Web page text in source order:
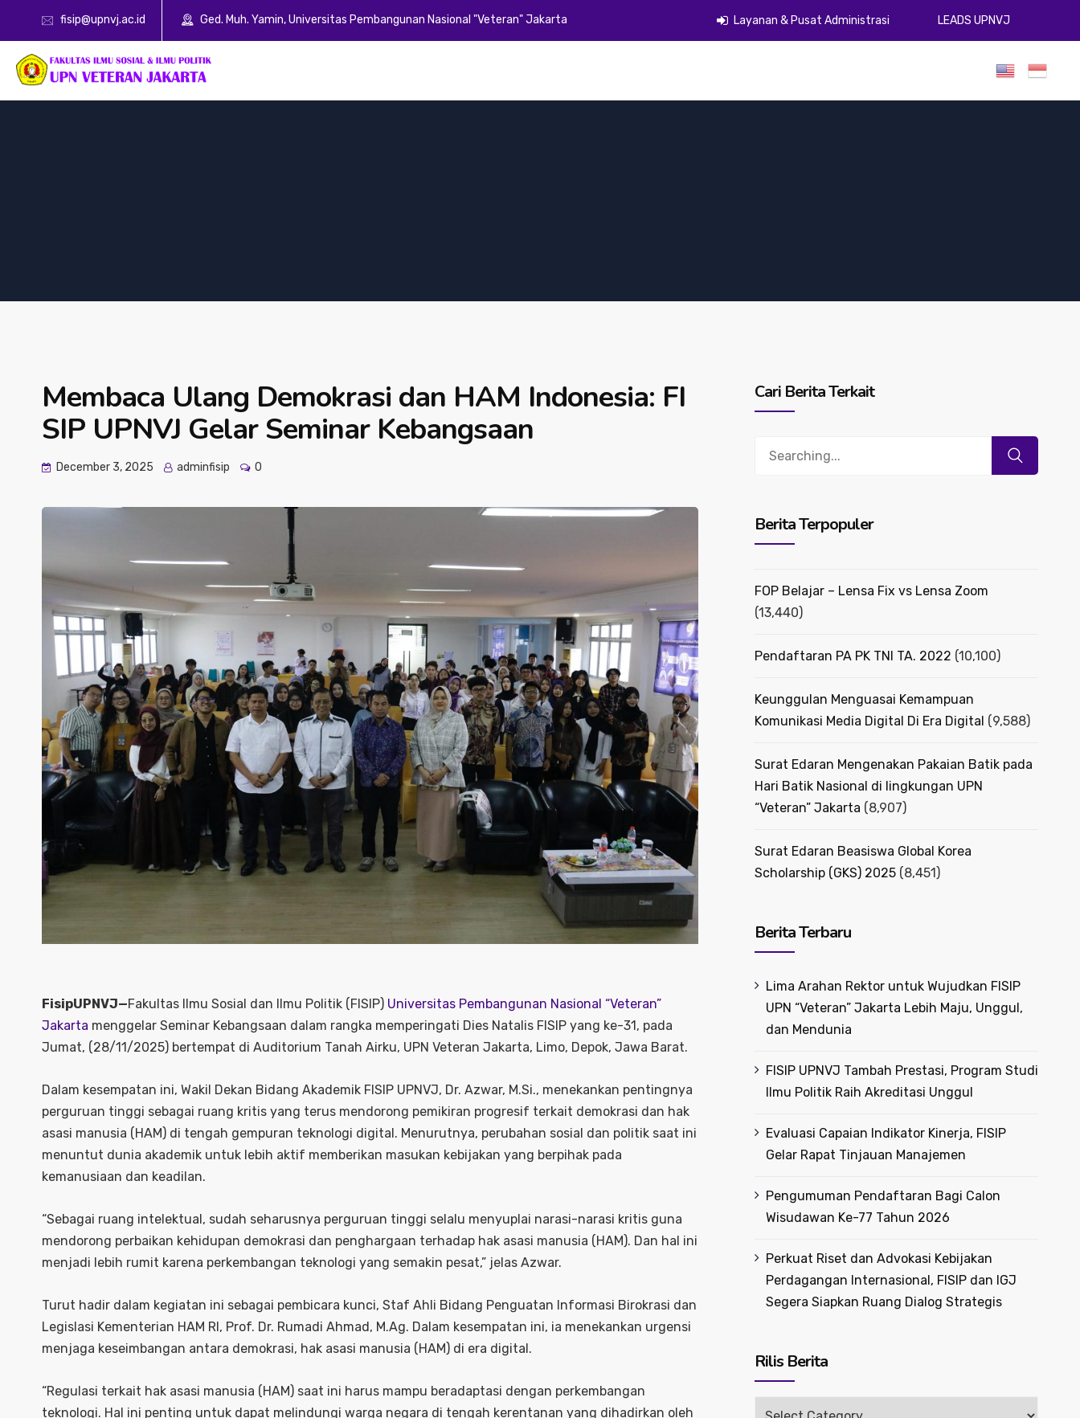
fisip@upnvj.ac.id Ged. Muh. Yamin, Universitas Pembangunan Nasional "Veteran" Jakarta Layanan & Pusat Administrasi LEADS UPNVJ
Membaca Ulang Demokrasi dan HAM Indonesia: FI
SIP UPNVJ Gelar Seminar Kebangsaan
December 3, 2025 adminfisip 0
FisipUPNVJ—Fakultas Ilmu Sosial dan Ilmu Politik (FISIP) Universitas Pembangunan Nasional “Veteran”
Jakarta menggelar Seminar Kebangsaan dalam rangka memperingati Dies Natalis FISIP yang ke-31, pada
Jumat, (28/11/2025) bertempat di Auditorium Tanah Airku, UPN Veteran Jakarta, Limo, Depok, Jawa Barat.
Dalam kesempatan ini, Wakil Dekan Bidang Akademik FISIP UPNVJ, Dr. Azwar, M.Si., menekankan pentingnya
perguruan tinggi sebagai ruang kritis yang terus mendorong pemikiran progresif terkait demokrasi dan hak
asasi manusia (HAM) di tengah gempuran teknologi digital. Menurutnya, perubahan sosial dan politik saat ini
menuntut dunia akademik untuk lebih aktif memberikan masukan kebijakan yang berpihak pada
kemanusiaan dan keadilan.
“Sebagai ruang intelektual, sudah seharusnya perguruan tinggi selalu menyuplai narasi-narasi kritis guna
mendorong perbaikan kehidupan demokrasi dan penghargaan terhadap hak asasi manusia (HAM). Dan hal ini
menjadi lebih rumit karena perkembangan teknologi yang semakin pesat,” jelas Azwar.
Turut hadir dalam kegiatan ini sebagai pembicara kunci, Staf Ahli Bidang Penguatan Informasi Birokrasi dan
Legislasi Kementerian HAM RI, Prof. Dr. Rumadi Ahmad, M.Ag. Dalam kesempatan ini, ia menekankan urgensi
menjaga keseimbangan antara demokrasi, hak asasi manusia (HAM) di era digital.
“Regulasi terkait hak asasi manusia (HAM) saat ini harus mampu beradaptasi dengan perkembangan
teknologi. Hal ini penting untuk dapat melindungi warga negara di tengah kerentanan yang dihadirkan oleh
Cari Berita Terkait
Search
Berita Terpopuler
FOP Belajar – Lensa Fix vs Lensa Zoom
(13,440)
Pendaftaran PA PK TNI TA. 2022 (10,100)
Keunggulan Menguasai Kemampuan
Komunikasi Media Digital Di Era Digital (9,588)
Surat Edaran Mengenakan Pakaian Batik pada
Hari Batik Nasional di lingkungan UPN
“Veteran” Jakarta (8,907)
Surat Edaran Beasiswa Global Korea
Scholarship (GKS) 2025 (8,451)
Berita Terbaru
Lima Arahan Rektor untuk Wujudkan FISIP
UPN “Veteran” Jakarta Lebih Maju, Unggul,
dan Mendunia
FISIP UPNVJ Tambah Prestasi, Program Studi
Ilmu Politik Raih Akreditasi Unggul
Evaluasi Capaian Indikator Kinerja, FISIP
Gelar Rapat Tinjauan Manajemen
Pengumuman Pendaftaran Bagi Calon
Wisudawan Ke-77 Tahun 2026
Perkuat Riset dan Advokasi Kebijakan
Perdagangan Internasional, FISIP dan IGJ
Segera Siapkan Ruang Dialog Strategis
Rilis Berita
Rilis